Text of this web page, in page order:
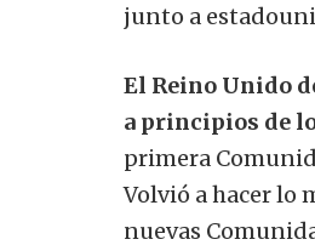
junto a
El Reino Unido
a principios de
primera
Volvió a hacer lo
nuevas